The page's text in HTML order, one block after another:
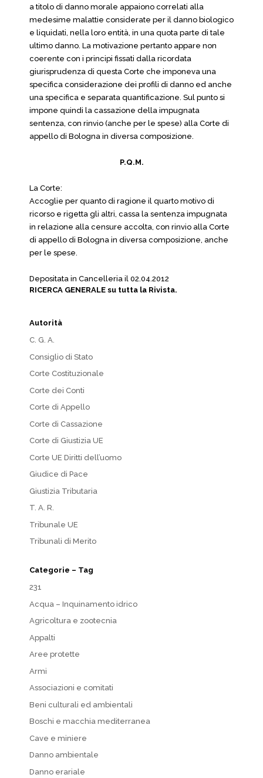
a titolo di danno morale appaiono correlati alla
medesime malattie considerate per il danno biologico
e liquidati, nella loro entità, in una quota parte di tale
ultimo danno. La motivazione pertanto appare non
coerente con i principi fissati dalla ricordata
giurisprudenza di questa Corte che imponeva una
specifica considerazione dei profili di danno ed anche
una specifica e separata quantificazione. Sul punto si
impone quindi la cassazione della impugnata
sentenza, con rinvio (anche per le spese) alla Corte di
appello di Bologna in diversa composizione.
P.Q.M.
La Corte:
Accoglie per quanto di ragione il quarto motivo di
ricorso e rigetta gli altri, cassa la sentenza impugnata
in relazione alla censure accolta, con rinvio alla Corte
di appello di Bologna in diversa composizione, anche
per le spese.
Depositata in Cancelleria il 02.04.2012
RICERCA GENERALE su tutta la Rivista.
Autorità
C. G. A.
Consiglio di Stato
Corte Costituzionale
Corte dei Conti
Corte di Appello
Corte di Cassazione
Corte di Giustizia UE
Corte UE Diritti dell’uomo
Giudice di Pace
Giustizia Tributaria
T. A. R.
Tribunale UE
Tribunali di Merito
Categorie – Tag
231
Acqua – Inquinamento idrico
Agricoltura e zootecnia
Appalti
Aree protette
Armi
Associazioni e comitati
Beni culturali ed ambientali
Boschi e macchia mediterranea
Cave e miniere
Danno ambientale
Danno erariale